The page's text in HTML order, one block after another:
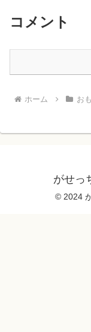
コメント
ホーム お
がせっ
© 2024